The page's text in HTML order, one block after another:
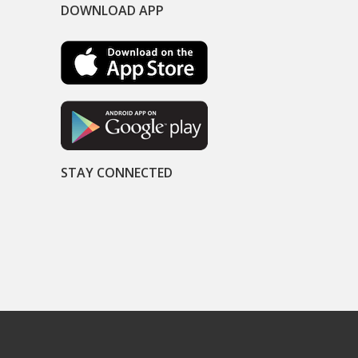
DOWNLOAD APP
STAY CONNECTED